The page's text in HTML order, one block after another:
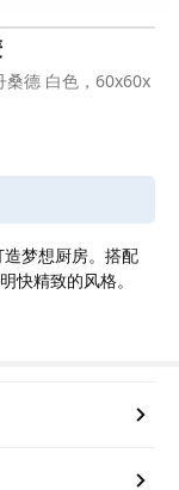
桑德 白色，60x60x
梦想厨房。搭配
快精致的风格。